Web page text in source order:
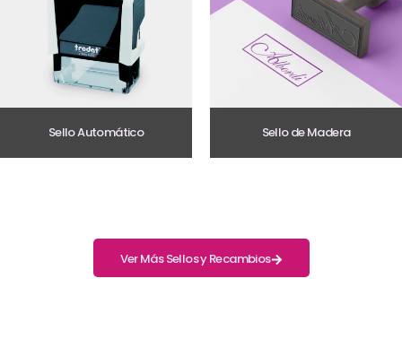
Sello Automático Sello de Madera
Ver Más Sellos y Recambios